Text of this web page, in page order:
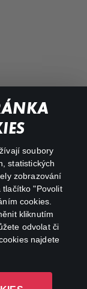
soubory
statistických
zobrazování
tlačítko "Povolit
cookies.
kliknutím
odvolat či
najdete